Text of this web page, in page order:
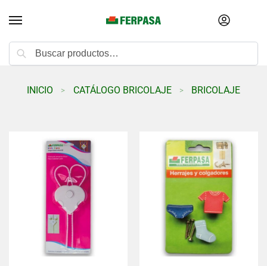
INICIO > CATÁLOGO BRICOLAJE > BRICOLAJE